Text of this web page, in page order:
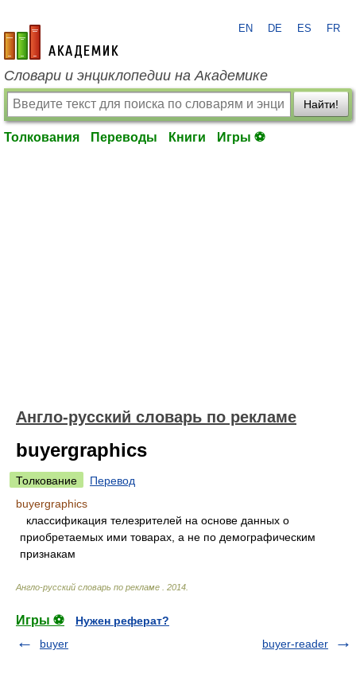
academic.ru
EN DE ES FR
Словари и энциклопедии на Академике
Найти!
Толкования Переводы Книги Игры ⚽
Англо-русский словарь по рекламе
buyergraphics
Толкование
Перевод
buyergraphics
классификация телезрителей на основе данных о
приобретаемых ими товарах, а не по демографическим
признакам
Англо-русский словарь по рекламе 2014
Игры ⚽
Нужен реферат?
buyer
buyer-reader